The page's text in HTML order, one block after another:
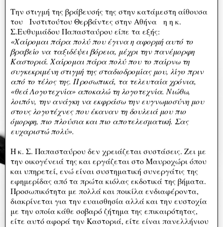
Την στιγμή της βράβευσής της στην κατάμεστη αίθουσα
του Ινστιτούτου Θερβάντες στην Αθήνα η η κ.
Σ.Ευθυμιάδου Παπασταύρου είπε τα εξής:
«Χαίρομαι πάρα πολύ που έγινα η αφορμή αυτό το
βραβείο να ταξιδέψει βόρεια, μέχρι την πανέμορφη
Καστοριά. Χαίρομαι πάρα πολύ που το παίρνω τη
συγκεκριμένη στιγμή της σταδιοδρομίας μου, λίγο πριν
από το τέλος της. Προσωπικά, τα τελευταία χρόνια,
«θεά Λογοτεχνία» αποκαλώ τη λογοτεχνία. Νιώθω,
λοιπόν, την ανάγκη να εκφράσω την ευγνωμοσύνη μου
στους λογοτέχνες που έκαναν τη δουλειά μου πιο
όμορφη, πιο πλούσια και πιο αποτελεσματική. Σας
ευχαριστώ πολύ».
Η κ. Σ. Παπασταύρου δεν χρειάζεται συστάσεις. Ζει με
την οικογένειά της και εργάζεται στο Μαυροχώρι όπου
και υπηρετεί, ενώ είναι συστηματική συνεργάτις της
εφημερίδας από τα πρώτα κιόλας εκδοτικά της βήματα.
Προσωπικότητα με πολλά και ποικίλα ενδιαφέροντα,
διακρίνεται για την ευαισθησία αλλά και την ευστοχία
με την οποία κάθε σοβαρό ζήτημα της επικαιρότητας,
είτε αυτό αφορά την Καστοριά, είτε είναι πανελλήνιου